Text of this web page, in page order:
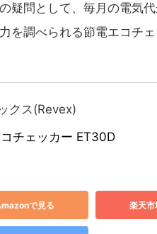
疑問として、毎月の電気
を調べられる節電エコチ
クス(Revex)
チェッカー ET30D
で見る 楽天市